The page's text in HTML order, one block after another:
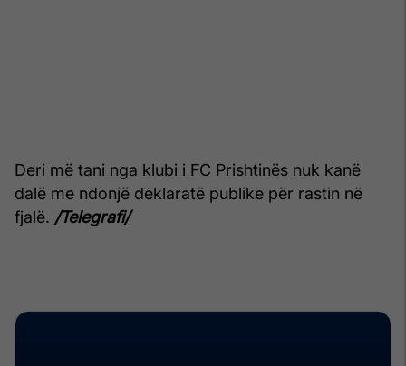
Deri më tani nga klubi i FC Prishtinës nuk kanë
dalë me ndonjë deklaratë publike për rastin në
fjalë. /Telegrafi/